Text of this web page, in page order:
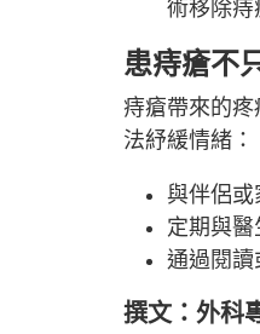
術移除痔
患痔瘡不
痔瘡帶來的
法紓緩情緒：
與伴侶或
定期與醫
通過閱讀
撰文：外科